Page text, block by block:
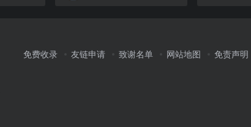
免费收录 友链申请 致谢名单 网站地图 免责声明